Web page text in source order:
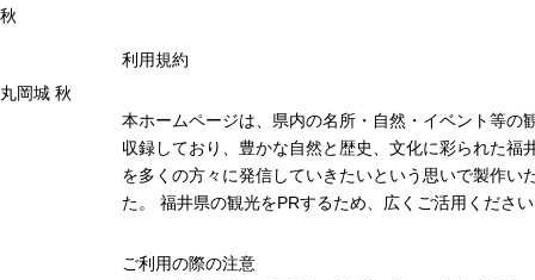
秋
丸岡城 秋
利用規約
本ホームページは、県内の名所・自然・イベント等の
収録しており、豊かな自然と歴史、文化に彩られた福
を多くの方々に発信していきたいという思いで製作い
た。 福井県の観光をPRするため、広くご活用くださ
ご利用の際の注意